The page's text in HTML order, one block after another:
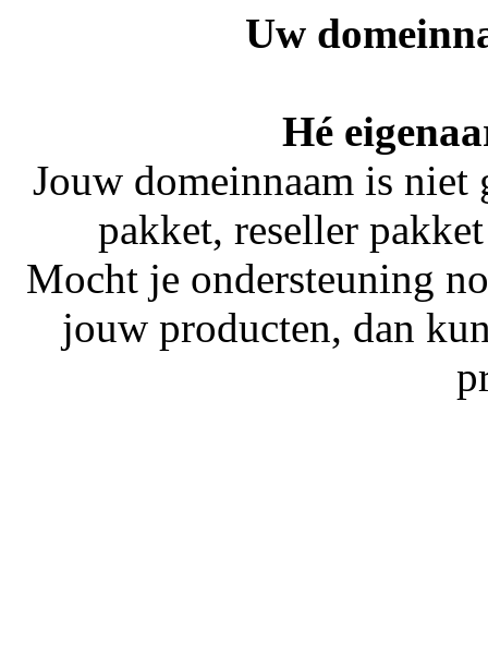
Uw
Hé
Jouw domeinnaam is
pakket, reseller
Mocht je ondersteuning
jouw producten, dan